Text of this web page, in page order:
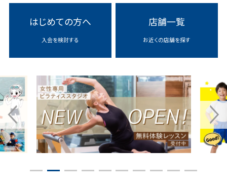
はじめての方へ
入会を検討する
more
店舗一覧
お近くの店舗を探す
more
1 2 3 4 5 6 7 8 9 10